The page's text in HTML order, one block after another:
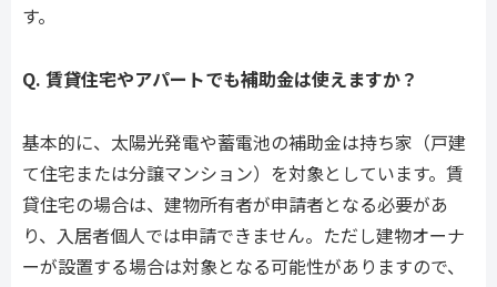
す。
Q. 賃貸住宅やアパートでも補助金は使えますか？
基本的に、太陽光発電や蓄電池の補助金は持ち家（戸建
て住宅または分譲マンション）を対象としています。賃
貸住宅の場合は、建物所有者が申請者となる必要があ
り、入居者個人では申請できません。ただし建物オーナ
ーが設置する場合は対象となる可能性がありますので、